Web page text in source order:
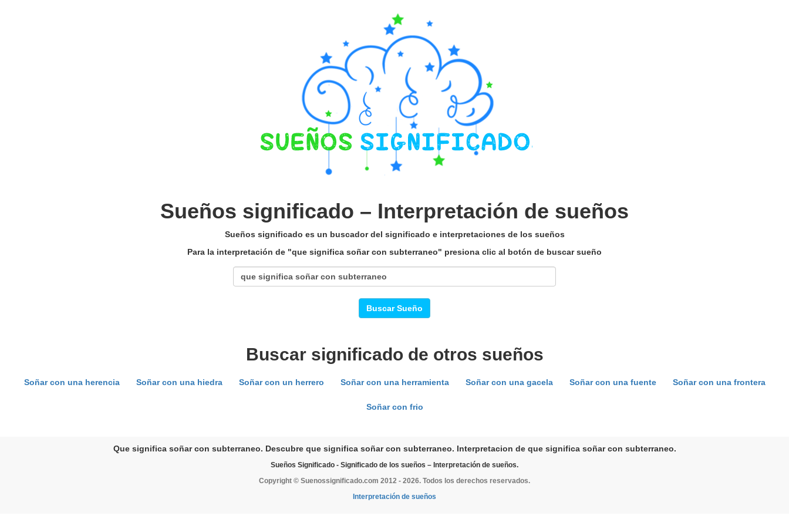
Sueños significado – Interpretación de sueños
Sueños significado es un buscador del significado e interpretaciones de los sueños
Para la interpretación de "que significa soñar con subterraneo" presiona clic al botón de buscar sueño
Buscar Sueño
Buscar significado de otros sueños
Soñar con una herencia Soñar con una hiedra Soñar con un herrero Soñar con una herramienta Soñar con una gacela Soñar con una fuente Soñar con una frontera
Soñar con frio
Que significa soñar con subterraneo. Descubre que significa soñar con subterraneo. Interpretacion de que significa soñar con subterraneo.
Sueños Significado - Significado de los sueños – Interpretación de sueños.
Copyright © Suenossignificado.com 2012 - 2026. Todos los derechos reservados.
Interpretación de sueños